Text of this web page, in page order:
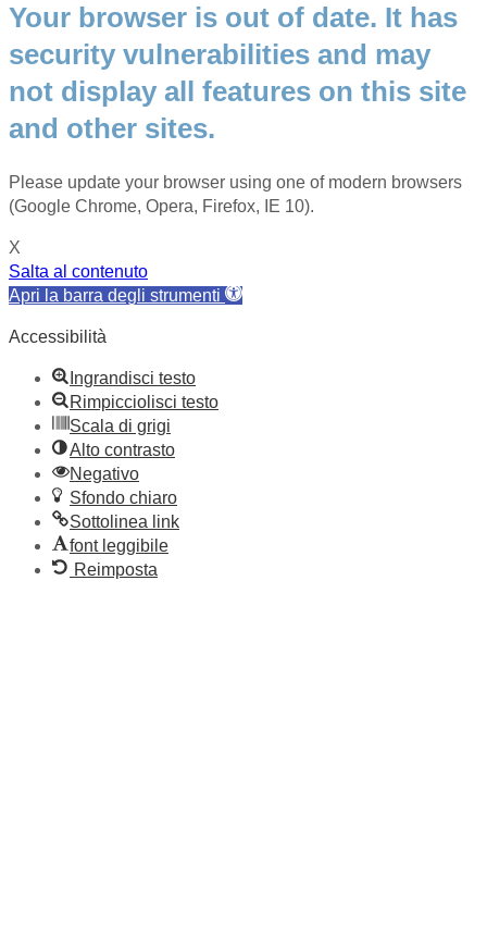
Your browser is out of date. It has
security vulnerabilities and may
not display all features on this site
and other sites.
Please update your browser using one of modern browsers
(Google Chrome, Opera, Firefox, IE 10).
X
Salta al contenuto
Apri la barra degli strumenti
Accessibilità
Ingrandisci testo
Rimpicciolisci testo
Scala di grigi
Alto contrasto
Negativo
Sfondo chiaro
Sottolinea link
font leggibile
Reimposta